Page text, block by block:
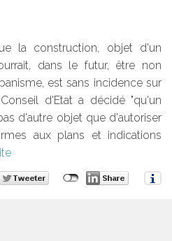
la construction, objet d'un
dans le futur, être non
est sans incidence sur
d'Etat a décidé "qu'un
d'autre objet que d'autoriser
aux plans et indications